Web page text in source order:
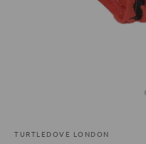
TURTLEDOVE LONDON